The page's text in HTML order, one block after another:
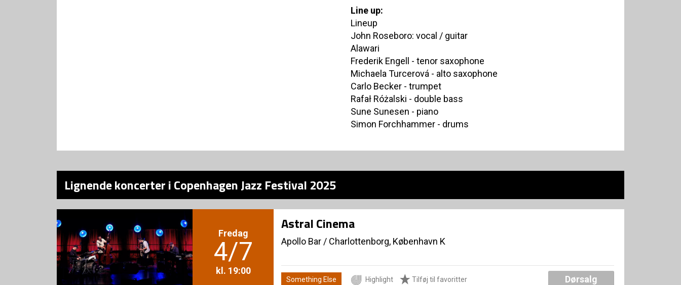
Line up:
Lineup
John Roseboro: vocal / guitar
Alawari
Frederik Engell - tenor saxophone
Michaela Turcerová - alto saxophone
Carlo Becker - trumpet
Rafał Różalski - double bass
Sune Sunesen - piano
Simon Forchhammer - drums
Lignende koncerter i Copenhagen Jazz Festival 2025
Fredag
4/7
kl. 19:00
Astral Cinema
Apollo Bar / Charlottenborg, København K
Something Else Highlight Tilføj til favoritter Dørsalg